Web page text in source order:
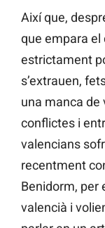
Així que,
que empara el
estrictament
s’extrauen,
una manca
conflictes i
valencians
recentment
Benidorm, per
valencià i